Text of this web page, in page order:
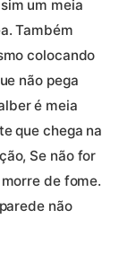
um meia
Também
colocando
não pega
é meia
que chega na
Se não for
de fome.
não